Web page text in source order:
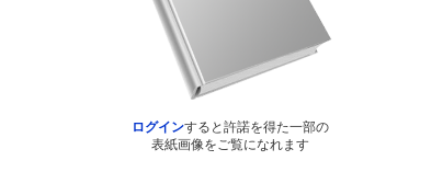
ログインすると許諾を得た一部の
表紙画像をご覧になれます